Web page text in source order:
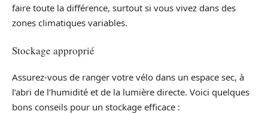
faire toute la différence, surtout si vous vivez dans des
zones climatiques variables.
Stockage approprié
Assurez-vous de ranger votre vélo dans un espace sec, à
l’abri de l’humidité et de la lumière directe. Voici quelques
bons conseils pour un stockage efficace :